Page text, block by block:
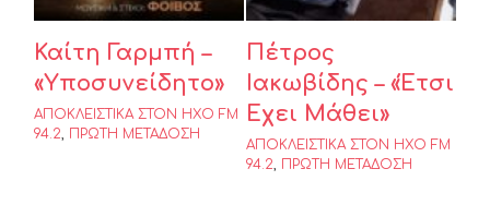
Καίτη Γαρμπή –
«Υποσυνείδητο»
ΑΠΟΚΛΕΙΣΤΙΚΑ ΣΤΟΝ ΗΧΟ FM
94.2
ΠΡΩΤΗ ΜΕΤΑΔΟΣΗ
Πέτρος
Ιακωβίδης – «Έτσι
Έχει Μάθει»
ΑΠΟΚΛΕΙΣΤΙΚΑ ΣΤΟΝ ΗΧΟ FM
94.2
ΠΡΩΤΗ ΜΕΤΑΔΟΣΗ